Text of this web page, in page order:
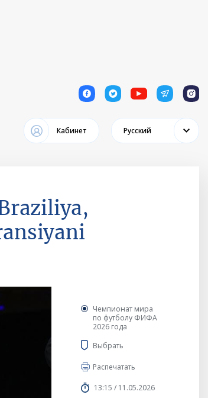
1 1 1 1 1
Кабинет Русский
Чемпионат мира
по футболу ФИФА
2026 года
Выбрать
Распечатать
13:15 / 11.05.2026